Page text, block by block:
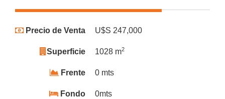
Precio de Venta U$S 247,000
Superficie 1028 m2
Frente 0 mts
Fondo 0mts